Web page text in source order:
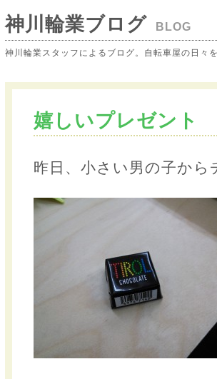
神川輪業ブログ BLOG
神川輪業スタッフによるブログ。自転車屋の日々
嬉しいプレゼント
昨日、小さい男の子か